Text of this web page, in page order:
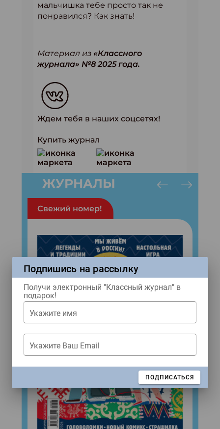
мальчишка тебе просто так не
понравился? Как знать!
Материал из «Классного
журнала» №8 2025 года.
Ждем тебя в наших соцсетях!
Купить журнал
ЖУРНАЛЫ
Свежий номер!
Подпишись на рассылку
Получи электронный "Классный журнал" в
подарок!
Укажите имя
Укажите Ваш Email
ПОДПИСАТЬСЯ